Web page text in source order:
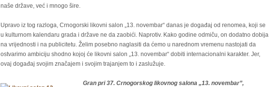
naše države, već i mnogo šire.
Upravo iz tog razloga, Crnogorski likovni salon „13. novembar“ danas je događaj od renomea, koji se
u kulturnom kalendaru grada i države ne da zaobići. Naprotiv. Kako godine odmiču, on dodatno dobija
na vrijednosti i na publicitetu. Želim posebno naglasiti da ćemo u narednom vremenu nastojati da
ostvarimo ambiciju shodno kojoj će likovni salon „13. novembar“ dobiti internacionalni karakter. Jer,
ovaj događaj svojim značajem i svojim trajanjem to i zaslužuje.
Gran pri 37. Crnogorskog likovnog salona „13. novembar”,